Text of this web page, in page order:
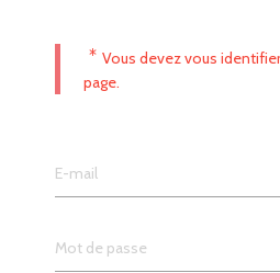
* Vous devez vous
page.